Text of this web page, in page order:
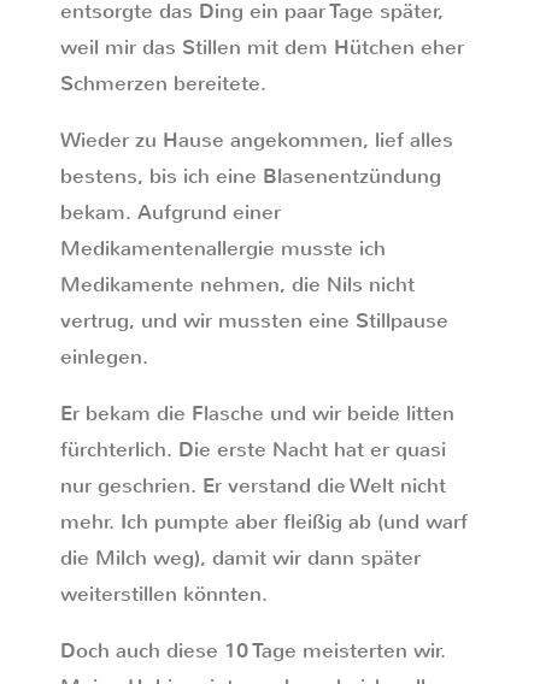
entsorgte das Ding ein paar Tage später,
weil mir das Stillen mit dem Hütchen eher
Schmerzen bereitete.
Wieder zu Hause angekommen, lief alles
bestens, bis ich eine Blasenentzündung
bekam. Aufgrund einer
Medikamentenallergie musste ich
Medikamente nehmen, die Nils nicht
vertrug, und wir mussten eine Stillpause
einlegen.
Er bekam die Flasche und wir beide litten
fürchterlich. Die erste Nacht hat er quasi
nur geschrien. Er verstand die Welt nicht
mehr. Ich pumpte aber fleißig ab (und warf
die Milch weg), damit wir dann später
weiterstillen könnten.
Doch auch diese 10 Tage meisterten wir.